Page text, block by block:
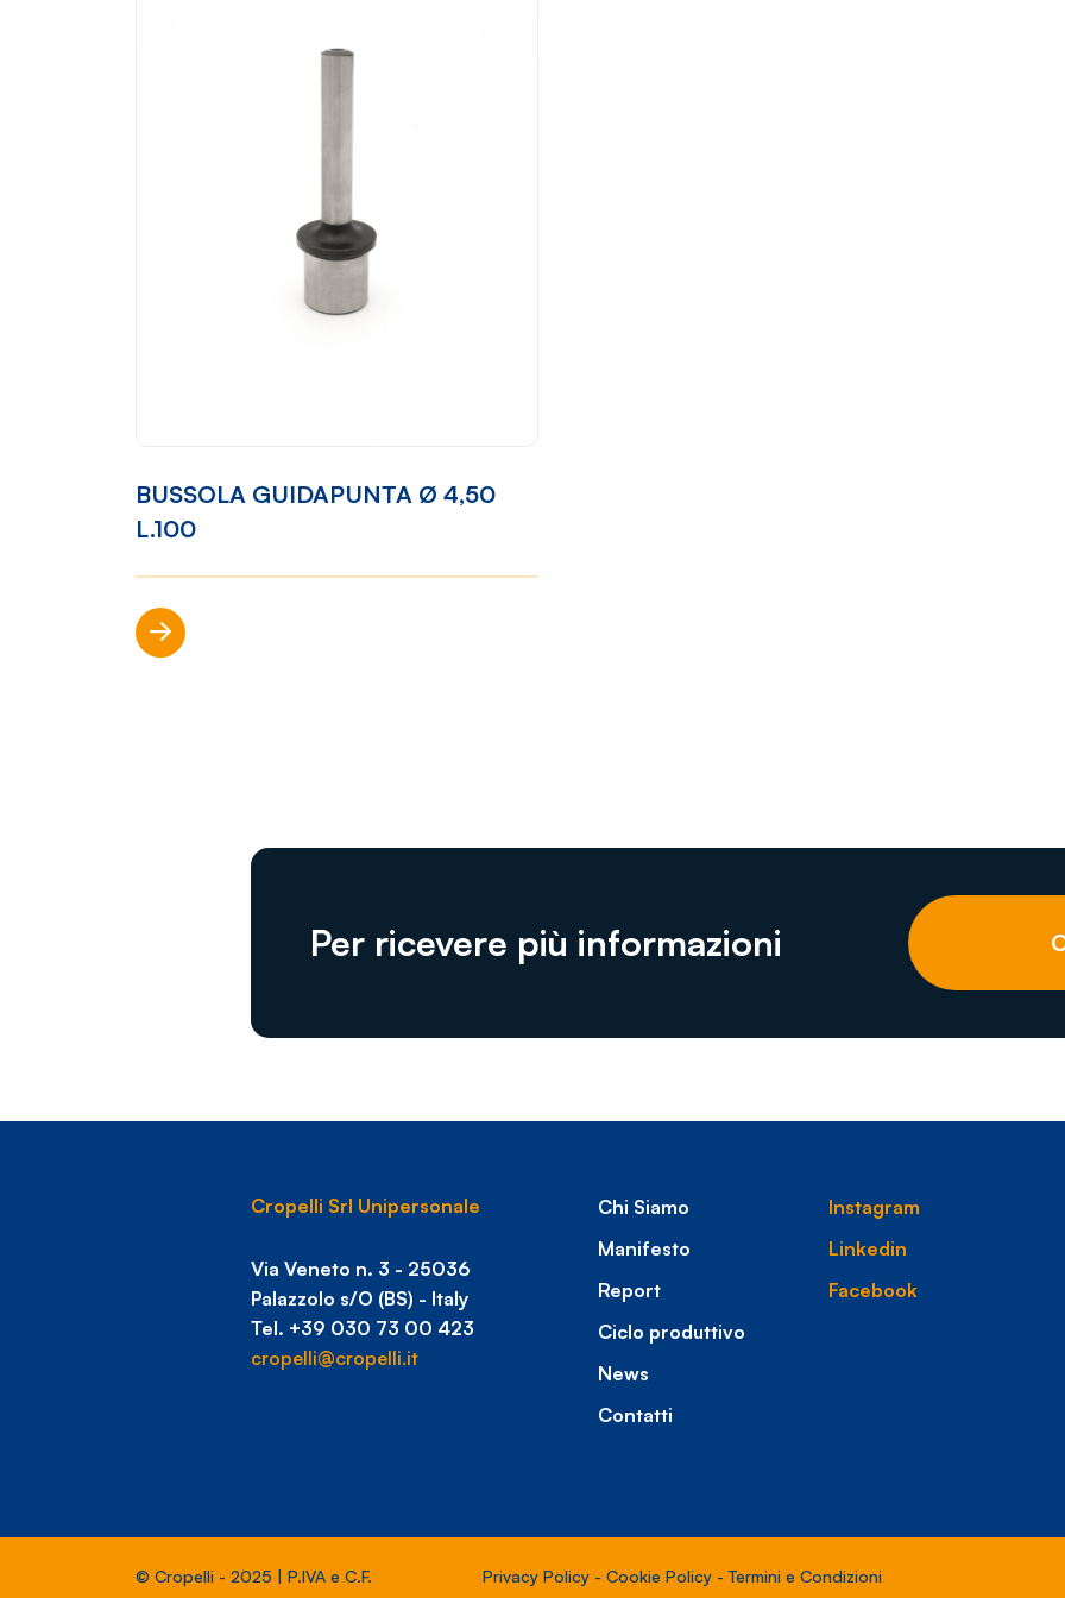
BUSSOLA GUIDAPUNTA Ø 4,50
L.100
Scopri di più
Per ricevere più informazioni
Cropelli Srl Unipersonale
Via Veneto n. 3 - 25036
Palazzolo s/O (BS) - Italy
Tel. +39 030 73 00 423
cropelli@cropelli.it
Chi Siamo
Manifesto
Report
Ciclo produttivo
News
Contatti
Instagram
Linkedin
Facebook
© Cropelli - 2025 | P.IVA e C.F.
Privacy Policy- Cookie Policy-Termini e Condizioni